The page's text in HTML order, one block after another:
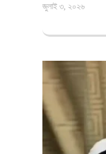
জুলাই ৩, ২০২৬